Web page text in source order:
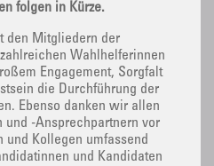
folgen in Kürze.
den Mitgliedern der
Wahlhelferinnen
Engagement, Sorgfalt
die Durchführung der
Ebenso danken wir allen
und -Ansprechpartnern vor
und Kollegen umfassend
und Kandidaten